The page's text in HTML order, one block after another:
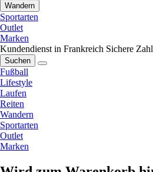
Wandern
Sportarten
Outlet
Marken
Kundendienst in Frankreich Sichere
Suchen
Fußball
Lifestyle
Laufen
Reiten
Wandern
Sportarten
Outlet
Marken